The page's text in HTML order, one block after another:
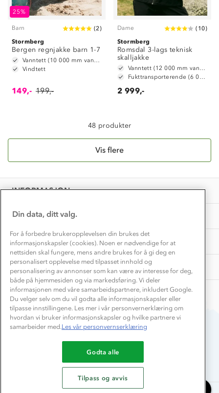
25%
Barn (2)
Stormberg
Bergen regnjakke barn 1-7
Vanntett (10 000 mm vannsøyle)
Vindtett
149,- 199,-
Dame ( 10)
Stormberg
Romsdal 3-lags teknisk
skalljakke
Vanntett (12 000 mm vannsøyle)
Fukttransporterende (6 000 g/ m2/ 24t)
2 999,-
48 produkter
Vis flere
INFORMASJON
Kundeservice
Våre butikker
Bedrift, barnehage og SFO
Presse
OM OSS
Om Stormberg
Verdigrunnlag
Klima og miljø
Etisk handel
Dyreetikk
Samarbeide med oss?
TIPS OG RÅD
Trelagsprinsippet barn
Alt du trenger til Norgesferien
Dette trenger du til barnehagen
Store størrelser
Turmat oppskrifter
Beredskap
AKTIVITETER
Norgesferie 🇳🇴
Få turinspirasjon og tips her⛰
Overnatte utendørs⛺
Leirskole 🥾
Barnehageansatt
Tips til hyttetur
Du betaler enkelt med
Din data, ditt valg.
For å forbedre brukeropplevelsen din brukes det
informasjonskapsler (cookies). Noen er nødvendige for at
nettsiden skal fungere, mens andre brukes for å gi deg en
personalisert opplevelse med tilpasset innhold og
personalisering av annonser som kan være av interesse for deg,
både på hjemmesiden og via markedsføring. Vi deler
informasjonen med våre samarbeidspartnere, inkludert Google.
Du velger selv om du vil godta alle informasjonskapsler eller
tilpasse innstillingene. Les mer i vår personvernerklæring om
hvordan vi bruker informasjonskapsler og hvilke partnere vi
samarbeider med.Les vår personvernserklæring
Godta alle
Tilpass og avvis